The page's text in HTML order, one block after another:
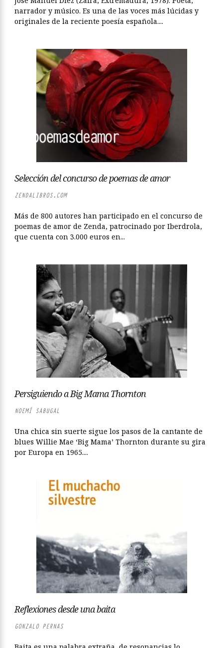
narrador y músico. Es una de las voces más lúcidas y
originales de la reciente poesía española....
Selección del concurso de poemas de amor
ZENDALIBROS.COM
Más de 800 autores han participado en el concurso de
poemas de amor de Zenda, patrocinado por Iberdrola,
que cuenta con 3.000 euros en...
Persiguiendo a Big Mama Thornton
NOEMÍ SABUGAL
Una chica sin suerte sigue los pasos de la cantante de
blues Willie Mae ‘Big Mama’ Thornton durante su gira
por Europa en 1965....
Reflexiones desde una baita
GONZALO PERNAS